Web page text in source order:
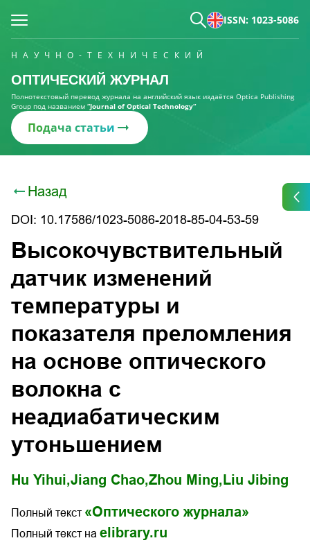
ISSN: 1023-5086
НАУЧНО-ТЕХНИЧЕСКИЙ
ОПТИЧЕСКИЙ ЖУРНАЛ
Полнотекстовый перевод журнала на английский язык издаётся Optica Publishing
Group под названием “Journal of Optical Technology“
Подача статьи
Назад
DOI: 10.17586/1023-5086-2018-85-04-53-59
Высокочувствительный
датчик изменений
температуры и
показателя преломления
на основе оптического
волокна с
неадиабатическим
утоньшением
Hu Yihui,Jiang Chao,Zhou Ming, Liu Jibing
Полный текст «Оптического журнала»
Полный текст на elibrary.ru